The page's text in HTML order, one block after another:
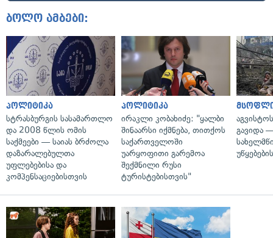
ბოლო ამბები:
პოლიტიკა
სტრასბურგის სასამართლო
და 2008 წლის ომის
საქმეები — საიას ბრძოლა
დაზარალებულთა
უფლებებისა და
კომპენსაციებისთვის
პოლიტიკა
ირაკლი კობახიძე: "ყალბი
შინაარსი იქმნება, თითქოს
საქართველოში
უარყოფითი გარემოა
შექმნილი რუსი
ტურისტებისთვის"
გავიდა